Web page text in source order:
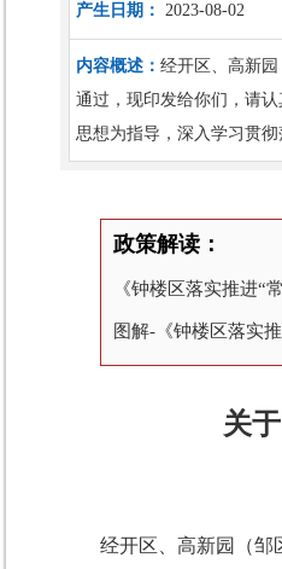
产生日期： 2023-08-02
内容概述： 经开区、高新
通过，现印发给你们，请
思想为指导，深入学习贯
政策解读：
《钟楼区落实推进“
图解-《钟楼区落实
关
经开区、高新园（邹